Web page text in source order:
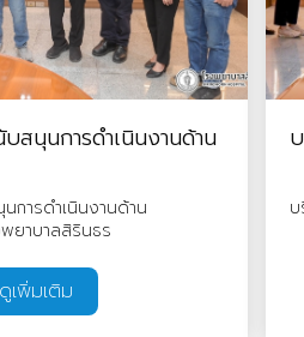
สนุนการดำเนินงานด้าน
การดำเนินงานด้าน
ยาบาลสิรินธร
ดูเพิ่มเติม